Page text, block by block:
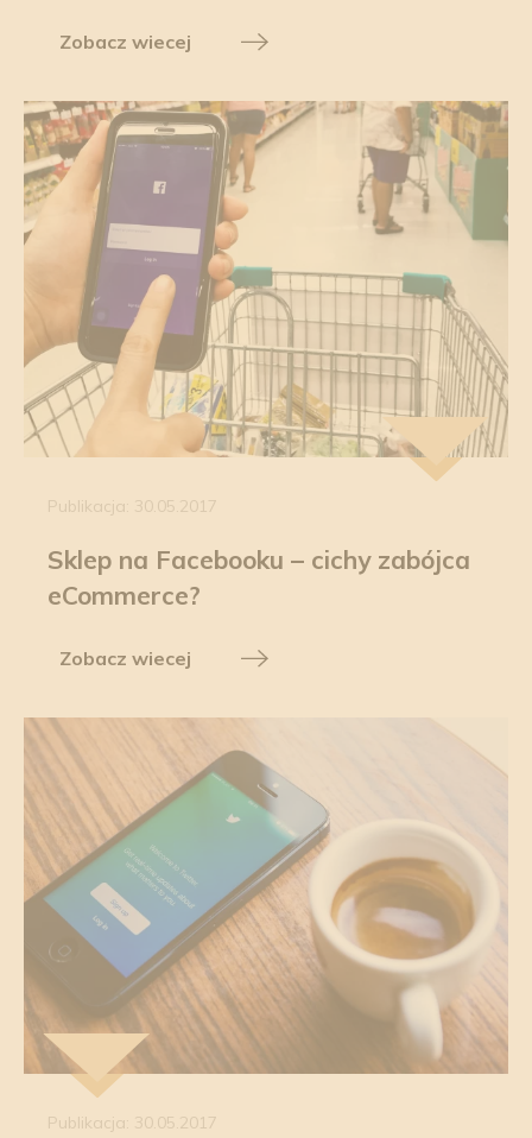
Zobacz wiecej
Publikacja: 30.05.2017
Sklep na Facebooku – cichy zabójca
eCommerce?
Zobacz wiecej
Publikacja: 30.05.2017